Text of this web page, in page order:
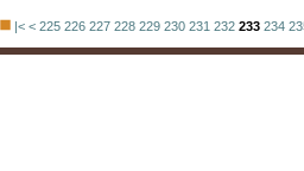
|< < 225 226 227 228 229 230 231 232 233 234